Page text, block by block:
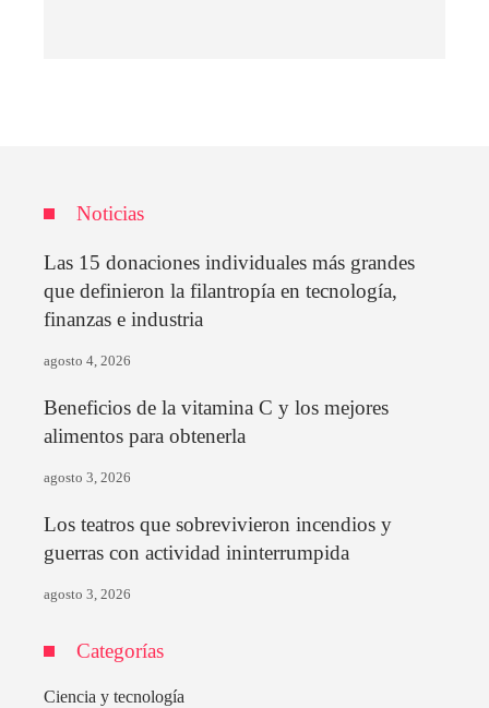
Noticias
Las 15 donaciones individuales más grandes
que definieron la filantropía en tecnología,
finanzas e industria
agosto 4, 2026
Beneficios de la vitamina C y los mejores
alimentos para obtenerla
agosto 3, 2026
Los teatros que sobrevivieron incendios y
guerras con actividad ininterrumpida
agosto 3, 2026
Categorías
Ciencia y tecnología